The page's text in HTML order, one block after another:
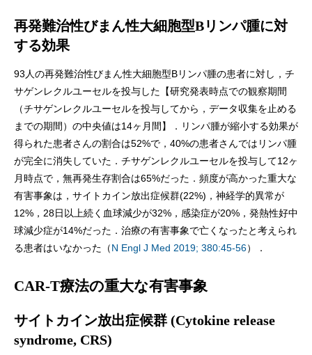
再発難治性びまん性大細胞型Bリンパ腫に対
する効果
93人の再発難治性びまん性大細胞型Bリンパ腫の患者に対し，チ
サゲンレクルユーセルを投与した【研究発表時点での観察期間
（チサゲンレクルユーセルを投与してから，データ収集を止める
までの期間）の中央値は14ヶ月間】．リンパ腫が縮小する効果が
得られた患者さんの割合は52%で，40%の患者さんではリンパ腫
が完全に消失していた．チサゲンレクルユーセルを投与して12ヶ
月時点で，無再発生存割合は65%だった．頻度が高かった重大な
有害事象は，サイトカイン放出症候群(22%)，神経学的異常が
12%，28日以上続く血球減少が32%，感染症が20%，発熱性好中
球減少症が14%だった．治療の有害事象で亡くなったと考えられ
る患者はいなかった（N Engl J Med 2019; 380:45-56）．
CAR-T療法の重大な有害事象
サイトカイン放出症候群 (Cytokine release
syndrome, CRS)